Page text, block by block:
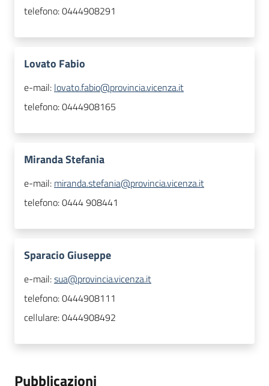
telefono:0444908291
Lovato Fabio
e-mail: lovato.fabio@provincia.vicenza.it
telefono:0444908165
Miranda Stefania
e-mail: miranda.stefania@provincia.vicenza.it
telefono:0444 908441
Sparacio Giuseppe
e-mail:sua@provincia.vicenza.it
telefono:0444908111
cellulare:0444908492
Pubblicazioni